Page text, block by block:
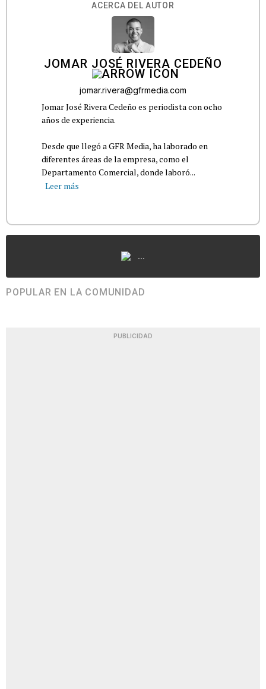
ACERCA DEL AUTOR
JOMAR JOSÉ RIVERA CEDEÑO
jomar.rivera@gfrmedia.com
Jomar José Rivera Cedeño es periodista con ocho
años de experiencia.
Desde que llegó a GFR Media, ha laborado en
diferentes áreas de la empresa, como el
Departamento Comercial, donde laboró...
Leer más
...
POPULAR EN LA COMUNIDAD
PUBLICIDAD